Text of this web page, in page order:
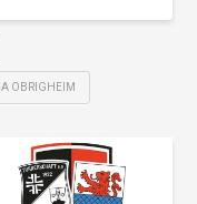
OBRIGHEIM